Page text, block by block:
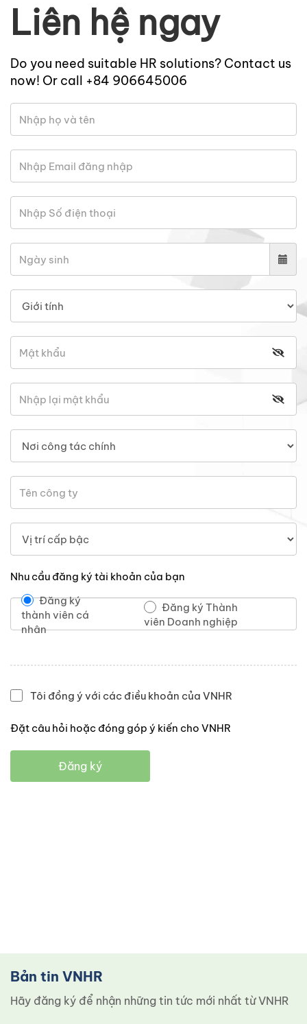
Liên hệ ngay
Do you need suitable HR solutions? Contact us
now! Or call +84 906645006
Nhu cầu đăng ký tài khoản của bạn
Đăng ký
thành viên cá
nhân
Đăng ký Thành
viên Doanh nghiệp
Tôi đồng ý với các điều khoản của VNHR
Đặt câu hỏi hoặc đóng góp ý kiến cho VNHR
Đăng ký
Bản tin VNHR
Hãy đăng ký để nhận những tin tức mới nhất từ ​​VNHR